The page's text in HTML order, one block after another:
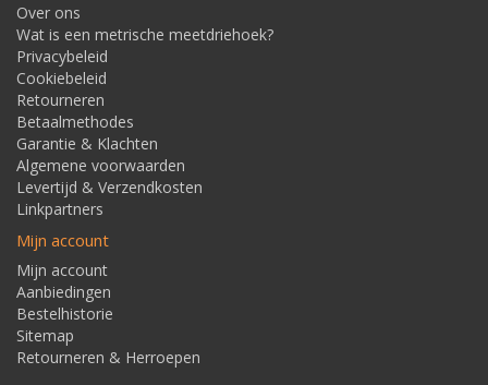
Over ons
Wat is een metrische meetdriehoek?
Privacybeleid
Cookiebeleid
Retourneren
Betaalmethodes
Garantie & Klachten
Algemene voorwaarden
Levertijd & Verzendkosten
Linkpartners
Mijn account
Mijn account
Aanbiedingen
Bestelhistorie
Sitemap
Retourneren & Herroepen